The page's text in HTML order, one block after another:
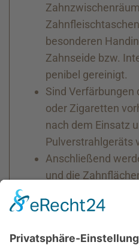
besonderen
Zahnseide bzw.
penibel gereinigt.
Sind Verfärbungen
oder Zigaretten
nach dem Einsatz
Pulverstrahlgeräts
Anschließend
und die
vor den
Zum Schluss